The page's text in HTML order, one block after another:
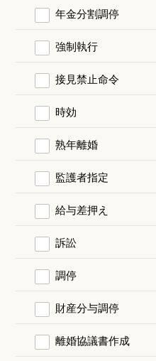
年金分割調停
強制執行
接見禁止命令
時効
熟年離婚
監護者指定
給与差押え
訴訟
調停
財産分与調停
離婚協議書作成